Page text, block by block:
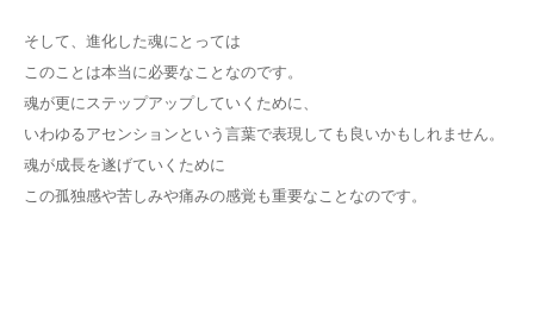
そして、進化した魂にとっては
このことは本当に必要なことなのです。
魂が更にステップアップしていくために、
いわゆるアセンションという言葉で表現しても良いかもしれません。
魂が成長を遂げていくために
この孤独感や苦しみや痛みの感覚も重要なことなのです。